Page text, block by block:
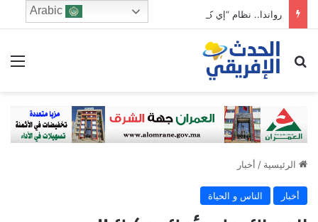
رواندا.. نظام “إي كاش” للأداء الفوري يتجاوز 10.5 ملايين معاملة في أسابيع
ابحث عن
الرئيسية / أخبار
أخبار الناس و الحياة
Arabic